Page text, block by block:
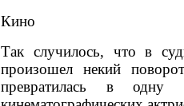
Кино
Так случилось, что в
произошел некий
превратилась в одну